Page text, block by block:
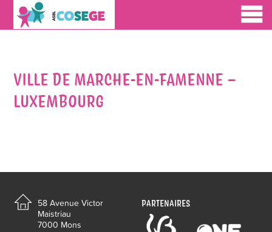
VILLE DE MARCHE-EN-FAMENNE –
LUXEMBOURG
58 Avenue Victor
Maistriau
7000 Mons
PARTENAIRES